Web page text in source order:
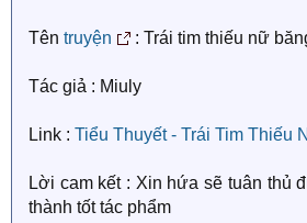
Tên truyện : Trái tim thiếu nữ
Tác giả : Miuly
Link : Tiểu Thuyết - Trái Tim Thiếu
Lời cam kết : Xin hứa sẽ tuân thủ
thành tốt tác phẩm